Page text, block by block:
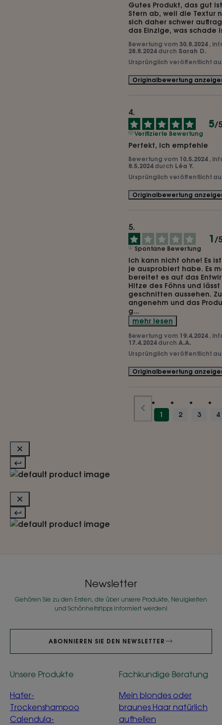
Gutes Produkt, das gut
Stern ab, weil die Textur
sich daher schwer
das Einzige, was schade
Bewertung vom 30.8.2024 ,
28.8.2024 durch Sarah D.
Ursprünglich veröffentlicht
Originalbewertung
5/5
Verifizierte Bewertung
Perfekt, ich empfehle
Bewertung vom 10.5.2024 ,
8.5.2024 durch Léa Y.
Ursprünglich veröffentlicht
Originalbewertung
1/5
Spontane Bewertung
Ich kann nicht ohne! Es
je ausprobiert habe. Es
bereitet es auf das
Hitze des Föhns und
geschnitten aussehen.
angenehm und das
g...
mehr lesen
Bewertung vom 19.4.2024 ,
17.4.2024 durch A.A.
Ursprünglich veröffentlicht
Originalbewertung
1 2 3 4
Newsletter
Gehören Sie zu den Ersten, die über unsere Produkte, Neuigkeiten
und Schönheitstipps informiert werden!
ABONNIEREN SIE DEN NEWSLETTER
Unsere Produkte
Hafer-
Trockenshampoo
Calendula-
Fachkundige Beratung
Mein blondes oder
braunes Haar natürlich
aufhellen